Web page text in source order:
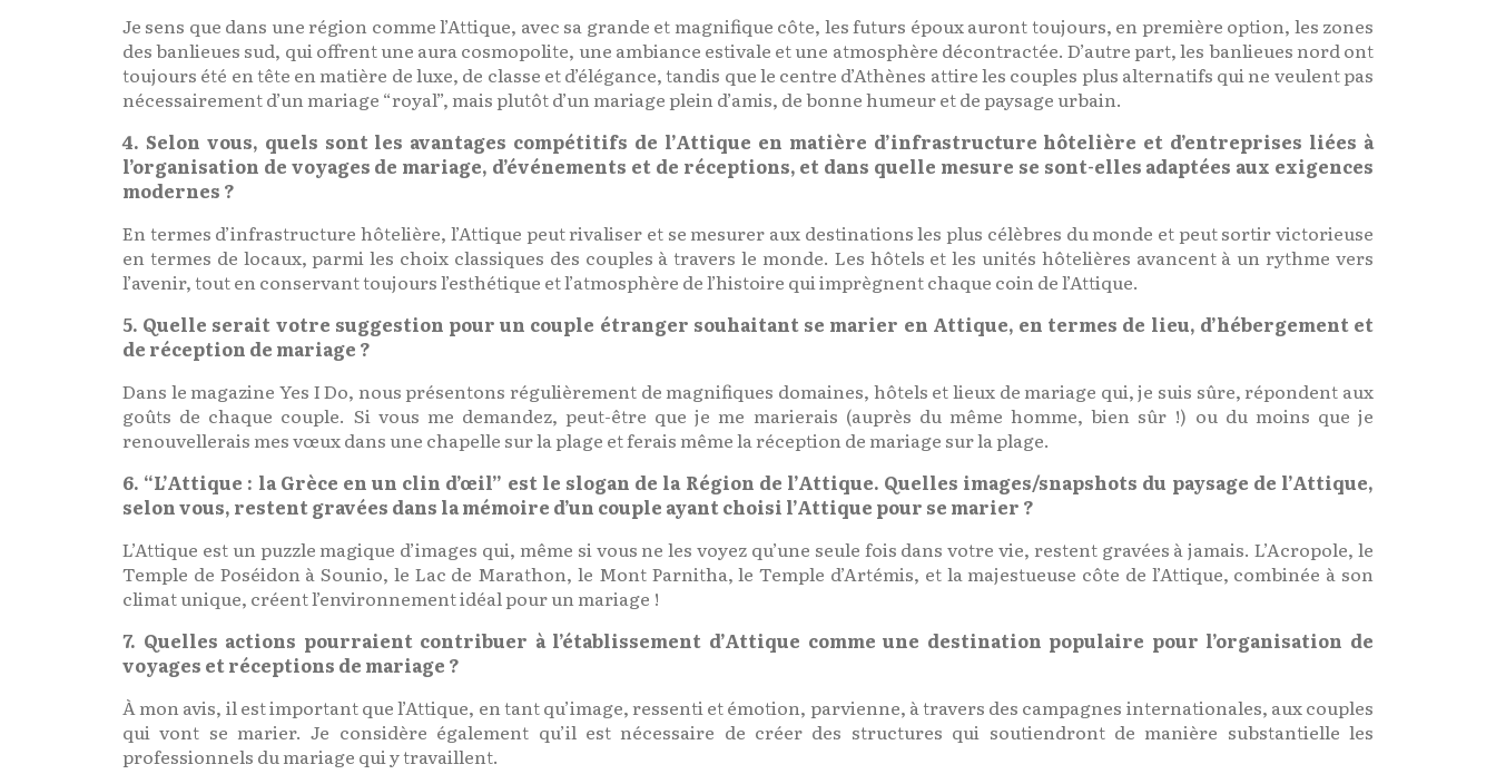
Je sens que dans une région comme l’Attique, avec sa grande et magnifique côte, les futurs époux auront toujours, en première option, les zones
des banlieues sud, qui offrent une aura cosmopolite, une ambiance estivale et une atmosphère décontractée. D’autre part, les banlieues nord ont
toujours été en tête en matière de luxe, de classe et d’élégance, tandis que le centre d’Athènes attire les couples plus alternatifs qui ne veulent pas
nécessairement d’un mariage “royal”, mais plutôt d’un mariage plein d’amis, de bonne humeur et de paysage urbain.
4. Selon vous, quels sont les avantages compétitifs de l’Attique en matière d’infrastructure hôtelière et d’entreprises liées à
l’organisation de voyages de mariage, d’événements et de réceptions, et dans quelle mesure se sont-elles adaptées aux exigences
modernes ?
En termes d’infrastructure hôtelière, l’Attique peut rivaliser et se mesurer aux destinations les plus célèbres du monde et peut sortir victorieuse
en termes de locaux, parmi les choix classiques des couples à travers le monde. Les hôtels et les unités hôtelières avancent à un rythme vers
l’avenir, tout en conservant toujours l’esthétique et l’atmosphère de l’histoire qui imprègnent chaque coin de l’Attique.
5. Quelle serait votre suggestion pour un couple étranger souhaitant se marier en Attique, en termes de lieu, d’hébergement et
de réception de mariage ?
Dans le magazine Yes I Do, nous présentons régulièrement de magnifiques domaines, hôtels et lieux de mariage qui, je suis sûre, répondent aux
goûts de chaque couple. Si vous me demandez, peut-être que je me marierais (auprès du même homme, bien sûr !) ou du moins que je
renouvellerais mes vœux dans une chapelle sur la plage et ferais même la réception de mariage sur la plage.
6. “L’Attique : la Grèce en un clin d’œil” est le slogan de la Région de l’Attique. Quelles images/snapshots du paysage de l’Attique,
selon vous, restent gravées dans la mémoire d’un couple ayant choisi l’Attique pour se marier ?
L’Attique est un puzzle magique d’images qui, même si vous ne les voyez qu’une seule fois dans votre vie, restent gravées à jamais. L’Acropole, le
Temple de Poséidon à Sounio, le Lac de Marathon, le Mont Parnitha, le Temple d’Artémis, et la majestueuse côte de l’Attique, combinée à son
climat unique, créent l’environnement idéal pour un mariage !
7. Quelles actions pourraient contribuer à l’établissement d’Attique comme une destination populaire pour l’organisation de
voyages et réceptions de mariage ?
À mon avis, il est important que l’Attique, en tant qu’image, ressenti et émotion, parvienne, à travers des campagnes internationales, aux couples
qui vont se marier. Je considère également qu’il est nécessaire de créer des structures qui soutiendront de manière substantielle les
professionnels du mariage qui y travaillent.